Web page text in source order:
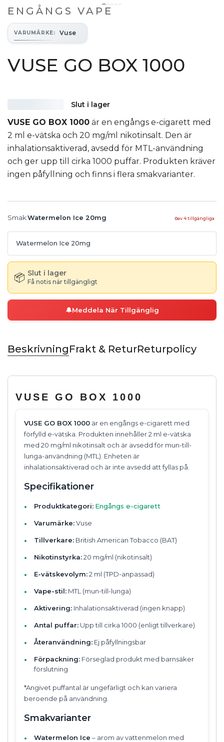
ENGÅNGS VAPE
VARUMÄRKE: Vuse
VUSE GO BOX 1000
Slut i lager
VUSE GO BOX 1000 är en engångs e-cigarett med
2 ml e-vätska och 20 mg/ml nikotinsalt. Den är
inhalationsaktiverad, avsedd för MTL-användning
och ger upp till cirka 1000 puffar. Produkten kräver
ingen påfyllning och finns i flera smakvarianter.
Smak:Watermelon Ice 20mg 0av4tillgängliga
Watermelon Ice 20mg
📦 Slut i lager
Få notis när tillgängligt
🔔Meddela När Tillgänglig
BeskrivningFrakt & ReturReturpolicy
VUSE GO BOX 1000
VUSE GO BOX 1000 är en engångs e-cigarett med
förfylld e-vätska. Produkten innehåller 2 ml e-vätska
med 20 mg/ml nikotinsalt och är avsedd för mun-till-
lunga-användning (MTL). Enheten är
inhalationsaktiverad och är inte avsedd att fyllas på.
Specifikationer
Produktkategori: Engångs e-cigarett
Varumärke:Vuse
Tillverkare: British American Tobacco (BAT)
Nikotinstyrka:20 mg/ml (nikotinsalt)
E-vätskevolym:2 ml (TPD-anpassad)
Vape-stil: MTL (mun-till-lunga)
Aktivering: Inhalationsaktiverad (ingen knapp)
Antal puffar: Upp till cirka 1000 (enligt tillverkare)
Återanvändning: Ej påfyllningsbar
Förpackning: Förseglad produkt med barnsäker
förslutning
*Angivet puffantal är ungefärligt och kan variera
beroende på användning.
Smakvarianter
Watermelon Ice – arom av vattenmelon med